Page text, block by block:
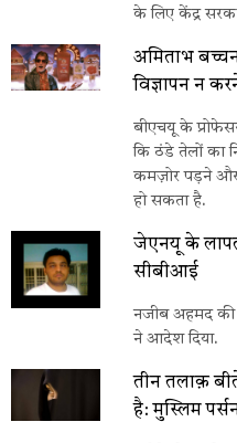
के लिए केंद्र
अमिताभ
विज्ञापन न
बीएचयू के
कि ठंडे तेलों का
कमज़ोर पड़ने और
हो सकता है.
जेएनयू के
सीबीआई
नजीब अहमद की
ने आदेश दिया.
तीन तलाक़
है: मुस्लिम